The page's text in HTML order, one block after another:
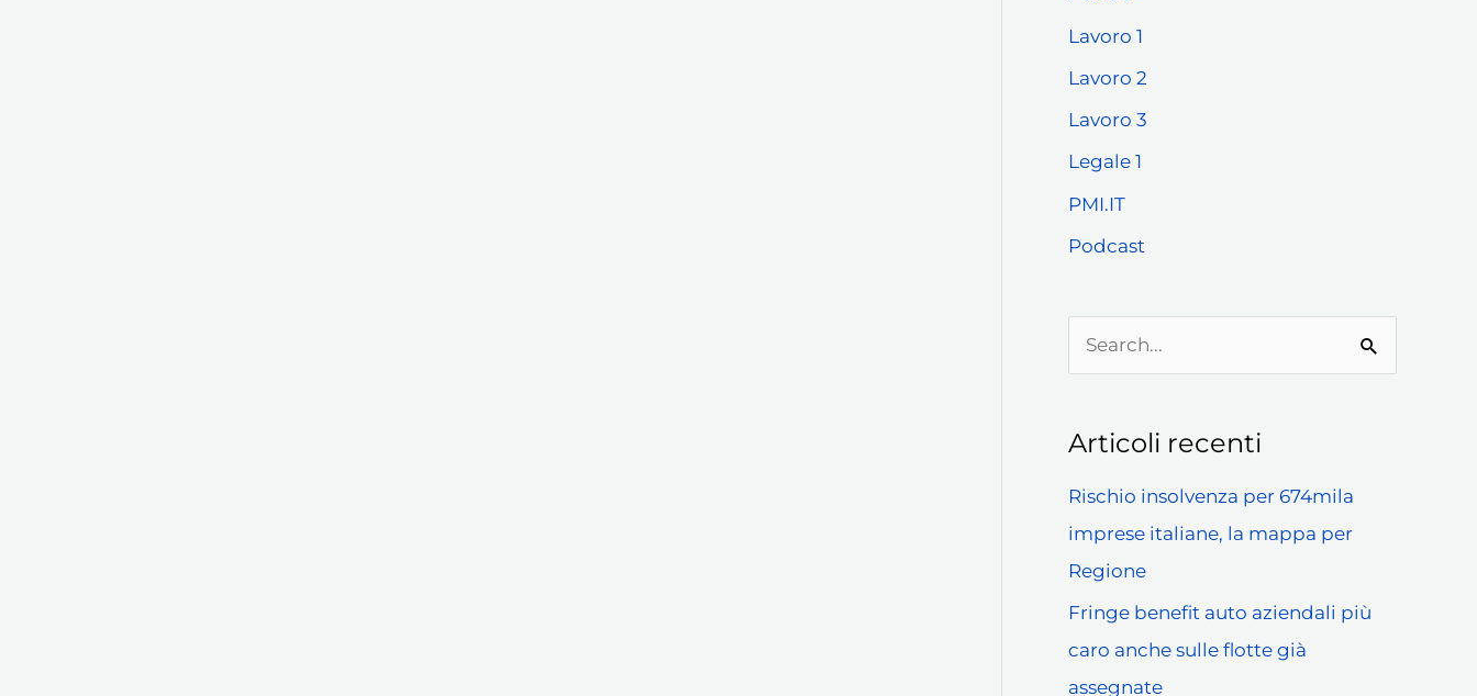
Lavoro 1
Lavoro 2
Lavoro 3
Legale 1
PMI.IT
Podcast
a
:
Articoli recenti
Rischio insolvenza per 674mila
imprese italiane, la mappa per
Regione
Fringe benefit auto aziendali più
caro anche sulle flotte già
assegnate